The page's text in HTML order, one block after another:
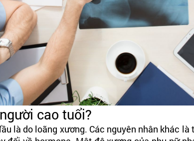
cao tuổi?
là do loãng xương. Các nguyên nhân khác